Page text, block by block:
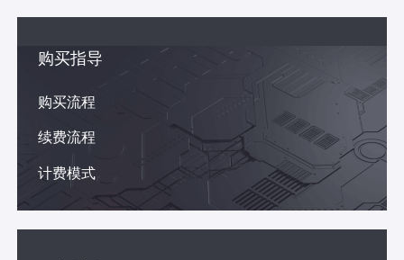
购买指导
购买流程
续费流程
计费模式